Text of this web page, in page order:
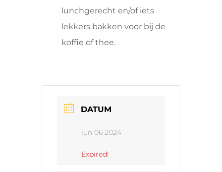
lunchgerecht en/of iets
lekkers bakken voor bij de
koffie of thee.
DATUM
jun 06 2024
Expired!